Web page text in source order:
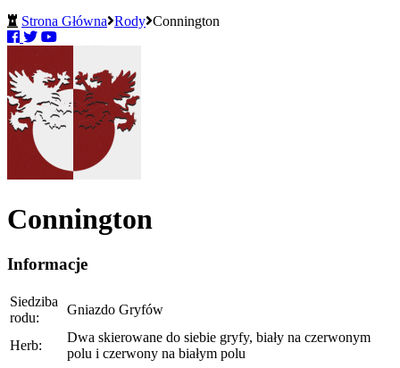
Strona Główna Rody Connington
Connington
Informacje
Siedziba
rodu:
Gniazdo Gryfów
Herb:
Dwa skierowane do siebie gryfy, biały na czerwonym
polu i czerwony na białym polu